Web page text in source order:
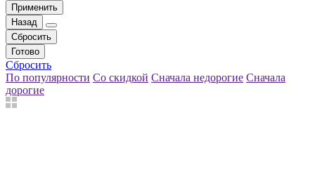
Применить
Назад
Сбросить
Готово
Сбросить
По популярности Со скидкой Сначала недорогие Сначала
дорогие